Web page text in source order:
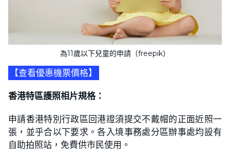
為11歲以下兒童的申請（freepik）
【查看優惠機票價格】
香港特區護照相片規格：
申請香港特別行政區回港證須提交不戴帽的正面近照一
張，並乎合以下要求。各入境事務處分區辦事處均設有
自助拍照站，免費供市民使用。